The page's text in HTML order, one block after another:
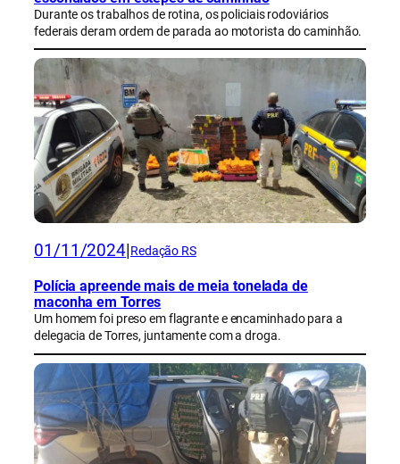
Durante os trabalhos de rotina, os policiais rodoviários
federais deram ordem de parada ao motorista do caminhão.
01/11/2024 Redação RS
Polícia apreende mais de meia tonelada de
maconha em Torres
Um homem foi preso em flagrante e encaminhado para a
delegacia de Torres, juntamente com a droga.